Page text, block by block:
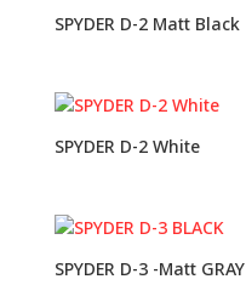
SPYDER D-2 Matt Black
SPYDER D-2 White
SPYDER D-3 -Matt GRAY